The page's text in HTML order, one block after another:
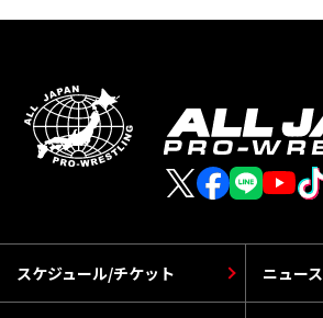
スケジュール/チケット ニュース